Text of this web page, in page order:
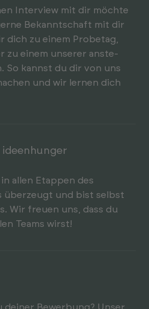
Inter­view mit dir möchte
Bekan­nt­schaft mit dir
dich zu einem Probe­tag,
zu einem unserer anste­
So kannst du dir von uns
und wir lernen dich
allen Etap­pen des
über­zeugt und bist selbst
Wir freuen uns, dass du
Teams wirst!